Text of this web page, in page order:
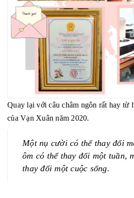
Quay lại với câu châm ngôn rất hay từ
của Vạn Xuân năm 2020.
Một nụ cười có thể thay đổi
ôm có thể thay đổi một tuần,
thay đổi một cuộc sống.